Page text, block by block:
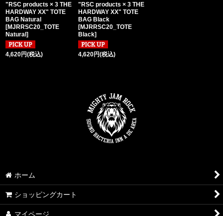
"RSC products × 3 THE
HARDWAY XX" TOTE
BAG Natural
[MJRRSC20_TOTE
Natural]
4,620円(税込)
"RSC products × 3 THE
HARDWAY XX" TOTE
BAG Black
[MJRRSC20_TOTE
Black]
4,620円(税込)
ホーム
ショッピングカート
マイページ